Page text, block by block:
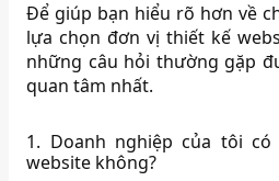
Để giúp bạn hiểu rõ hơn về
lựa chọn đơn vị thiết kế
những câu hỏi thường gặp
quan tâm nhất.
1. Doanh nghiệp của tôi
website không?